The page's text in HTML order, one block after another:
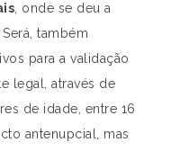
, onde se deu a
também
para a validação
legal, através de
de idade, entre 16
antenupcial, mas